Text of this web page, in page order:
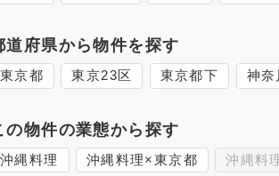
道府県から物件を探す
東京都 東京23区 東京都下 神奈
の物件の業態から探す
沖縄料理 沖縄料理×東京都 沖縄料